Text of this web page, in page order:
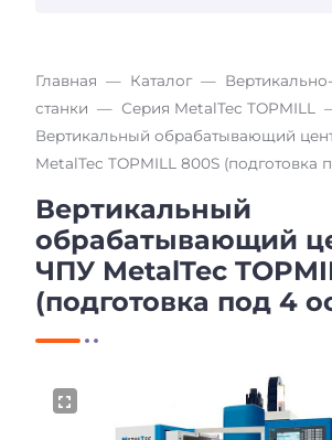
Главная Каталог
станки
Серия MetalTec TOPMILL
Вертикальный обрабатывающий
MetalTec TOPMILL 800S (подготовка
Вертикальный
обрабатывающий
ЧПУ MetalTec
(подготовка под 4